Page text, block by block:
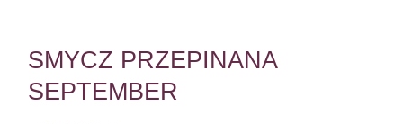
SMYCZ PRZEPINANA
SEPTEMBER